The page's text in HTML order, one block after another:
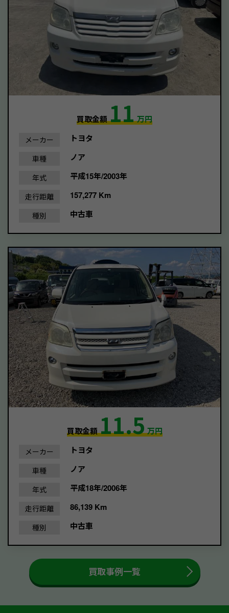
買取金額11万円
メーカー トヨタ
車種 ノア
年式 平成15年/2003年
走行距離 157,277 Km
種別 中古車
買取金額11.5万円
メーカー トヨタ
車種 ノア
年式 平成18年/2006年
走行距離 86,139 Km
種別 中古車
買取事例一覧